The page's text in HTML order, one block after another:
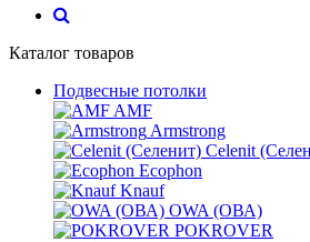
Каталог товаров
Подвесные потолки
AMF
Armstrong
Celenit
Ecophon
Knauf
OWA (ОВА)
POKROVER